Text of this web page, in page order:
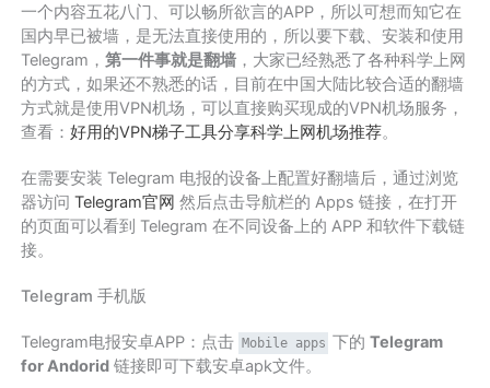
一个内容五花八门、可以畅所欲言的APP，所以可想而知它在
国内早已被墙，是无法直接使用的，所以要下载、安装和使用
Telegram，第一件事就是翻墙 ，大家已经熟悉了各种科学上网
的方式，如果还不熟悉的话，目前在中国大陆比较合适的翻墙
方式就是使用VPN机场，可以直接购买现成的VPN机场服务，
查看：好用的VPN梯子工具分享科学上网机场推荐。
在需要安装 Telegram 电报的设备上配置好翻墙后，通过浏览
器访问Telegram官网 然后点击导航栏的 Apps 链接，在打开
的页面可以看到 Telegram 在不同设备上的 APP 和软件下载链
接。
Telegram 手机版
Telegram电报安卓APP：点击 Mobile apps 下的Telegram
for Andorid 链接即可下载安卓apk文件。